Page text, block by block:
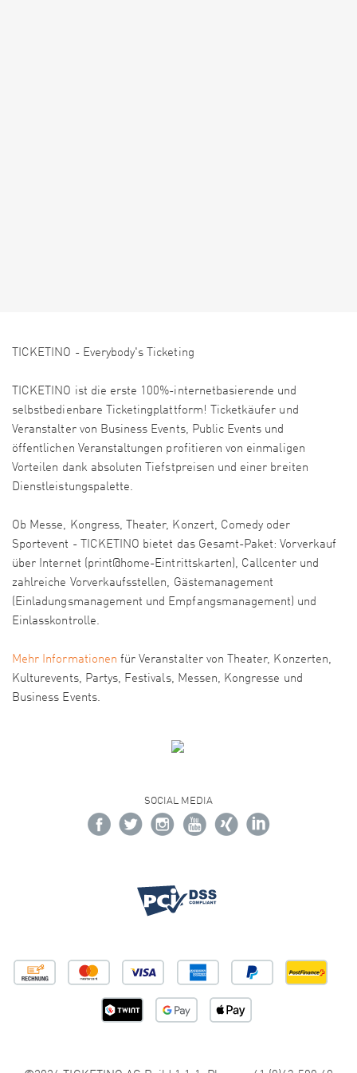
TICKETINO - Everybody's Ticketing
TICKETINO ist die erste 100%-internetbasierende und
selbstbedienbare Ticketingplattform! Ticketkäufer und
Veranstalter von Business Events, Public Events und
öffentlichen Veranstaltungen profitieren von einmaligen
Vorteilen dank absoluten Tiefstpreisen und einer breiten
Dienstleistungspalette.
Ob Messe, Kongress, Theater, Konzert, Comedy oder
Sportevent - TICKETINO bietet das Gesamt-Paket: Vorverkauf
über Internet (print@home-Eintrittskarten), Callcenter und
zahlreiche Vorverkaufsstellen, Gästemanagement
(Einladungsmanagement und Empfangsmanagement) und
Einlasskontrolle.
Mehr Informationen für Veranstalter von Theater, Konzerten,
Kulturevents, Partys, Festivals, Messen, Kongresse und
Business Events.
SOCIAL MEDIA